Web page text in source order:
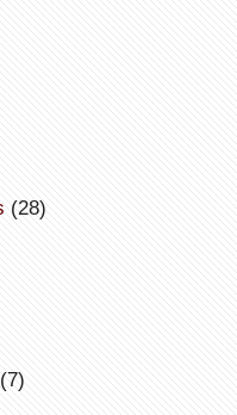
(28)